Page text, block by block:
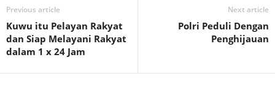
Previous article
Kuwu itu Pelayan Rakyat
dan Siap Melayani Rakyat
dalam 1 x 24 Jam
Next article
Polri Peduli Dengan
Penghijauan